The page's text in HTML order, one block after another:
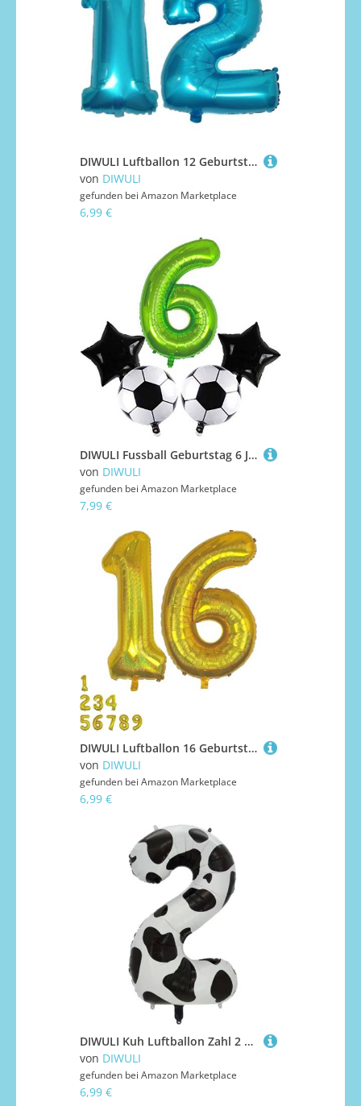
DIWULI Luftballon 12 Geburtstag XL Blau - Zahlen-Ballon Deko
von DIWULI
gefunden bei Amazon Marketplace
6,99 €
DIWULI Fussball Geburtstag 6 Jahre - Fussball Luftballons
von DIWULI
gefunden bei Amazon Marketplace
7,99 €
DIWULI Luftballon 16 Geburtstag XXL Gold - Zahl 16 Ballon
von DIWULI
gefunden bei Amazon Marketplace
6,99 €
DIWULI Kuh Luftballon Zahl 2 XXL - Geburtstagsdeko 2 Jahre
von DIWULI
gefunden bei Amazon Marketplace
6,99 €